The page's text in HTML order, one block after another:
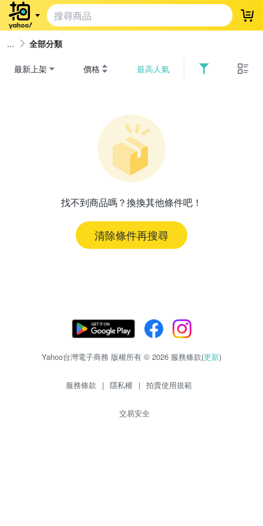
登
全部分類
最新上架 價格 最高人氣
找不到商品嗎？換換其他條件吧！
清除條件再搜尋
Yahoo台灣電子商務 版權所有 © 2026 服務條款(更新)
服務條款 | 隱私權 | 拍賣使用規範
交易安全